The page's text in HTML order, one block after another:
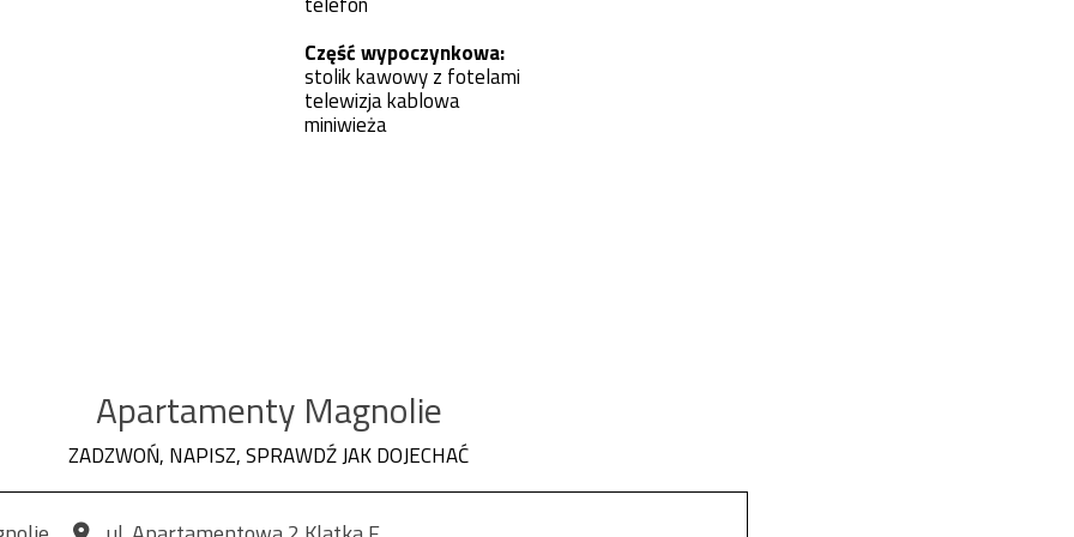
Część wypoczynkowa:
stolik kawowy z fotelami
telewizja kablowa
miniwieża
Apartamenty Magnolie
ZADZWOŃ, NAPISZ, SPRAWDŹ JAK DOJECHAĆ